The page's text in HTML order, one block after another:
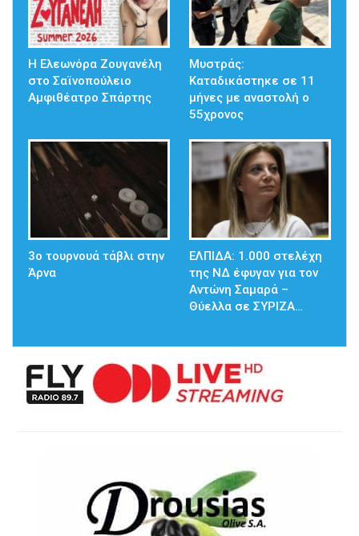
Η Ελεωνόρα Ζουγανέλη
στο Σαϊνοπούλειο
Αμφιθέατρο Σπάρτης
Μυστράς:
Καταδικάστηκε σε 11
μήνες με αναστολή ο
55χρονος
3ο τουρνουά τάβλι στην
Άρνα
ΕΛΠΙΔΑ: 1.000 στελέχη
της ΝΔ έφυγαν για τον
Αντώνη Σαμαρά –
Θύελλα σε ΣΥΡΙΖΑ…